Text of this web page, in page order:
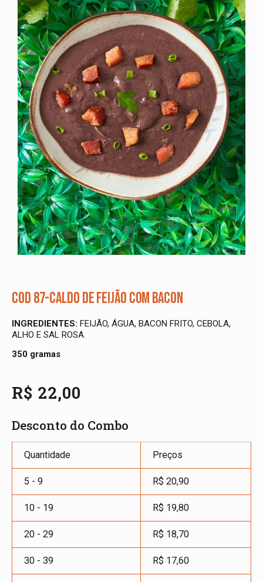
Cod 87-Caldo de Feijão com Bacon
INGREDIENTES: FEIJÃO, ÁGUA, BACON FRITO, CEBOLA,
ALHO E SAL ROSA.
350 gramas
R$ 22,00
Desconto do Combo
Quantidade Preços
5 - 9 R$ 20,90
10 - 19 R$ 19,80
20 - 29 R$ 18,70
30 - 39 R$ 17,60